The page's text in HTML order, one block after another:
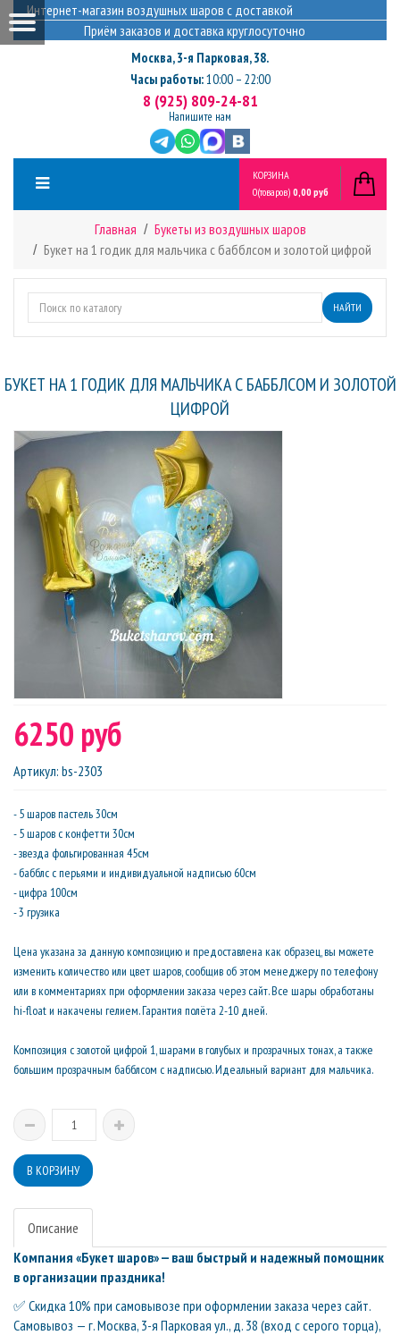
Интернет-магазин воздушных шаров с доставкой
Приём заказов и доставка круглосуточно
Москва,3-я Парковая, 38.
Часы работы:10:00 – 22:00
8 (925) 809-24-81
Напишите нам
КОРЗИНА
0(товаров) 0,00 руб
Главная
Букеты из воздушных шаров
Букет на 1 годик для мальчика с бабблсом и золотой цифрой
НАЙТИ
БУКЕТ НА 1 ГОДИК ДЛЯ МАЛЬЧИКА С БАББЛСОМ И ЗОЛОТОЙ
ЦИФРОЙ
6250 руб
Артикул: bs-2303
- 5 шаров пастель 30см
- 5 шаров с конфетти 30см
- звезда фольгированная 45см
- бабблс с перьями и индивидуальной надписью 60см
- цифра 100см
- 3 грузика
Цена указана за данную композицию и предоставлена как образец, вы можете
изменить количество или цвет шаров, сообщив об этом менеджеру по телефону
или в комментариях при оформлении заказа через сайт. Все шары обработаны
hi-float и накачены гелием. Гарантия полёта 2-10 дней.
Композиция с золотой цифрой 1, шарами в голубых и прозрачных тонах, а также
большим прозрачным бабблсом с надписью. Идеальный вариант для мальчика.
Описание
Компания «Букет шаров» — ваш быстрый и надежный помощник
в организации праздника!
✅ Скидка 10% при самовывозе при оформлении заказа через сайт.
Самовывоз — г. Москва, 3-я Парковая ул., д. 38 (вход с серого торца),